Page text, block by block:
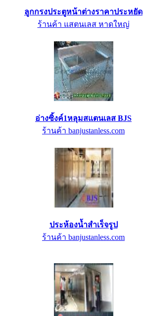
ลูกกรงประตูหน้าต่างราคาประหยัด
ร้านค้า แสตนเลส หาดใหญ่
อ่างซิ้งค์1หลุมสแตนเลส BJS
ร้านค้า banjustanless.com
ประห้องน้ำสำเร็จรูป
ร้านค้า banjustanless.com